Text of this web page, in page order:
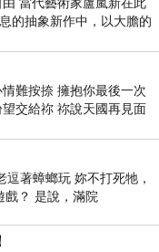
當代藝術家盧嵐新在此
的抽象新作中，以大膽的
灑、壓印與流淌
難按捺 擁抱你最後一次
交給祢 祢說天國再見面
再
著蟑螂玩 妳不打死牠，
戲？ 是說，滿院